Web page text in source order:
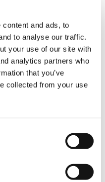
and ads, to
to analyse our traffic.
your use of our site with
analytics partners who
that you’ve
collected from your use
650
Bodenplatten
E-MAIL